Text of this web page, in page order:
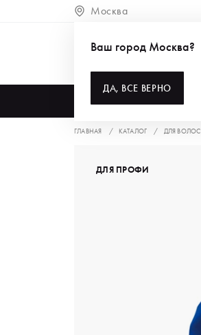
Москва
Ваш город Москва?
ДА, ВСЕ ВЕРНО
ГЛАВНАЯ КАТАЛОГ ДЛЯ ВОЛОС
ДЛЯ ПРОФИ